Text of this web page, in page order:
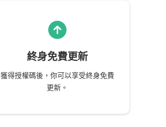
終身免費更新
獲得授權碼後，你可以享受終身免費
更新。